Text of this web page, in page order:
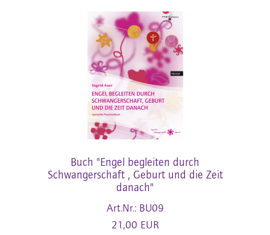
Buch "Engel begleiten durch
Schwangerschaft , Geburt und die Zeit
danach"
Art.Nr.: BU09
21,00 EUR